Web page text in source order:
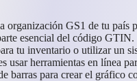
GS1 de tu país
esencial del código GTIN.
tu inventario o utilizar un
herramientas en línea
para crear el gráfico